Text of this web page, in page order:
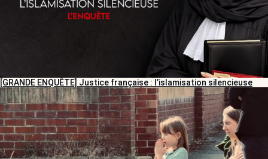
[GRANDE ENQUÊTE] Justice française : l’islamisation silencieuse